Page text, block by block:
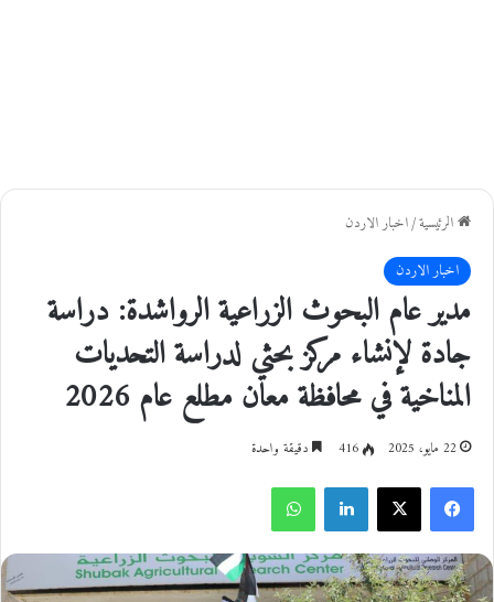
الرئيسية/اخبار الاردن
اخبار الاردن
مدير عام البحوث الزراعية الرواشدة: دراسة
جادة لإنشاء مركز بحثي لدراسة التحديات
المناخية في محافظة معان مطلع عام 2026
22 مايو، 2025 416 دقيقة واحدة
فيسبوك